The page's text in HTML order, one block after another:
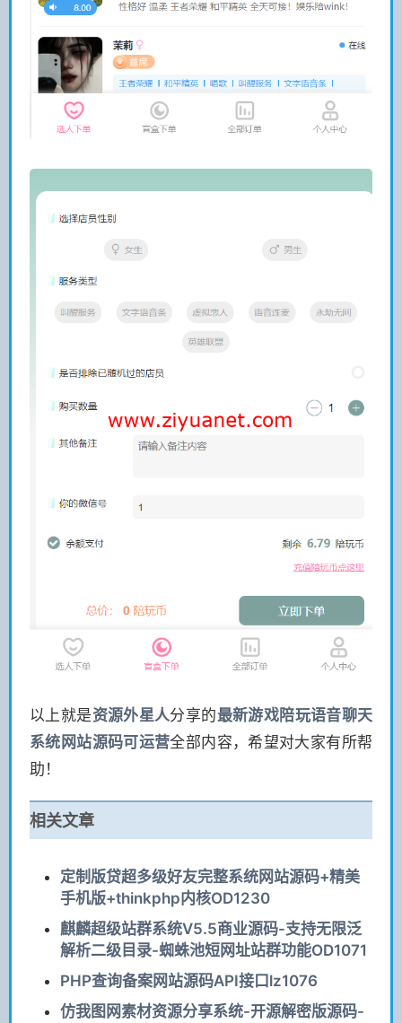
以上就是资源外星人分享的最新游戏陪玩语音聊天
系统网站源码可运营全部内容，希望对大家有所帮
助！
相关文章
定制版贷超多级好友完整系统网站源码+精美
手机版+thinkphp内核OD1230
麒麟超级站群系统V5.5商业源码-支持无限泛
解析二级目录-蜘蛛池短网址站群功能OD1071
PHP查询备案网站源码API接口lz1076
仿我图网素材资源分享系统-开源解密版源码-